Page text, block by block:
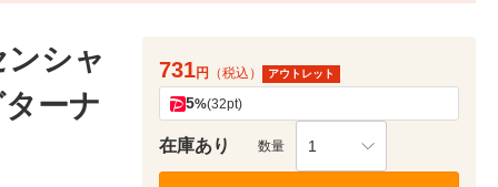
ンシャ
ーナ
731円 （税込） アウトレット
5%(32pt)
在庫あり 数量 1